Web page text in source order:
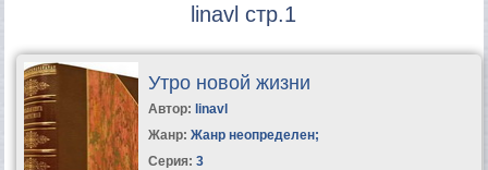
linavl стр.1
Утро новой жизни
Автор: linavl
Жанр: Жанр неопределен;
Серия: 3